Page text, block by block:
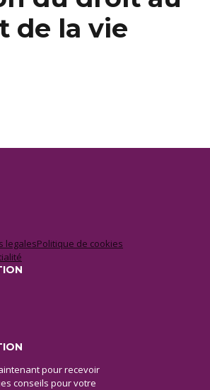
de la vie
legalesPolitique de cookies
pour recevoir
conseils pour votre